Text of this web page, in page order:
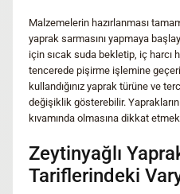
Malzemelerin hazırlanması
yaprak sarmasını yapmaya
için sıcak suda bekletip, iç harcı
tencerede pişirme işlemine
kullandığınız yaprak türüne ve
değişiklik gösterebilir.
kıvamında olmasına dikkat
Zeytinyağlı
Tariflerindeki